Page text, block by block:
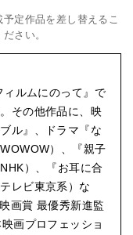
定作品を差し替えるこ
さい。
ルムにのって』で
その他作品に、映
ル』、ドラマ『な
）、『親子
）、『お耳に合
レビ東京系）な
画賞 最優秀新進監
画プロフェッショ